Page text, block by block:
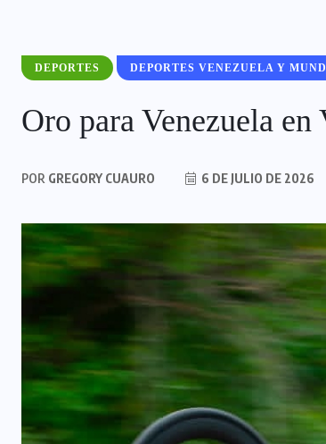
DEPORTES DEPORTES VENEZUELA Y
Oro para Venezuela en
POR GREGORY CUAURO 6 DE JULIO DE 2026